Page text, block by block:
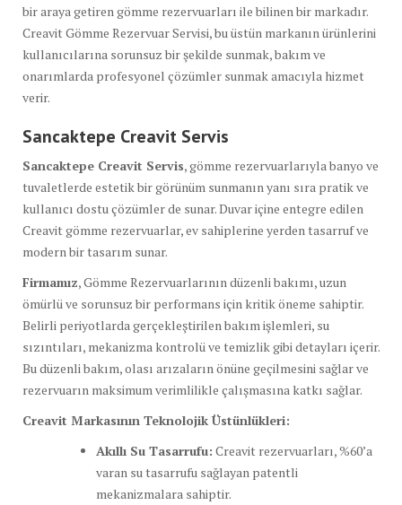
bir araya getiren gömme rezervuarları ile bilinen bir markadır.
Creavit Gömme Rezervuar Servisi, bu üstün markanın ürünlerini
kullanıcılarına sorunsuz bir şekilde sunmak, bakım ve
onarımlarda profesyonel çözümler sunmak amacıyla hizmet
verir.
Sancaktepe Creavit Servis
Sancaktepe Creavit Servis, gömme rezervuarlarıyla banyo ve
tuvaletlerde estetik bir görünüm sunmanın yanı sıra pratik ve
kullanıcı dostu çözümler de sunar. Duvar içine entegre edilen
Creavit gömme rezervuarlar, ev sahiplerine yerden tasarruf ve
modern bir tasarım sunar.
Firmamız, Gömme Rezervuarlarının düzenli bakımı, uzun
ömürlü ve sorunsuz bir performans için kritik öneme sahiptir.
Belirli periyotlarda gerçekleştirilen bakım işlemleri, su
sızıntıları, mekanizma kontrolü ve temizlik gibi detayları içerir.
Bu düzenli bakım, olası arızaların önüne geçilmesini sağlar ve
rezervuarın maksimum verimlilikle çalışmasına katkı sağlar.
Creavit Markasının Teknolojik Üstünlükleri:
Akıllı Su Tasarrufu: Creavit rezervuarları, %60’a
varan su tasarrufu sağlayan patentli
mekanizmalara sahiptir.